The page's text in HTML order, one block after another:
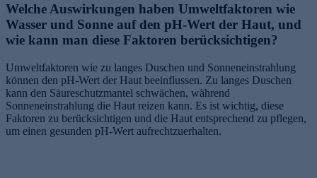
Welche Auswirkungen haben Umweltfaktoren wie
Wasser und Sonne auf den pH-Wert der Haut, und
wie kann man diese Faktoren berücksichtigen?
Umweltfaktoren wie zu langes Duschen und Sonneneinstrahlung
können den pH-Wert der Haut beeinflussen. Zu langes Duschen
kann den Säureschutzmantel schwächen, während
Sonneneinstrahlung die Haut reizen kann. Es ist wichtig, diese
Faktoren zu berücksichtigen und die Haut entsprechend zu pflegen,
um einen gesunden pH-Wert aufrechtzuerhalten.